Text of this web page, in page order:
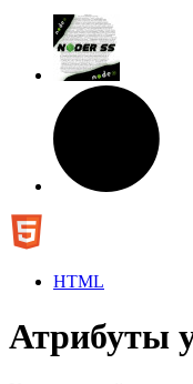
HTML
Атрибуты